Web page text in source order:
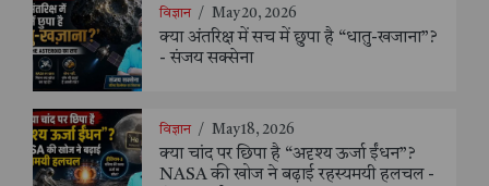
विज्ञान / May 20, 2026
क्या अंतरिक्ष में सच में छुपा है “धातु-खजाना”?
- संजय सक्सेना
विज्ञान / May 18, 2026
क्या चांद पर छिपा है “अदृश्य ऊर्जा ईंधन”?
NASA की खोज ने बढ़ाई रहस्यमयी हलचल -